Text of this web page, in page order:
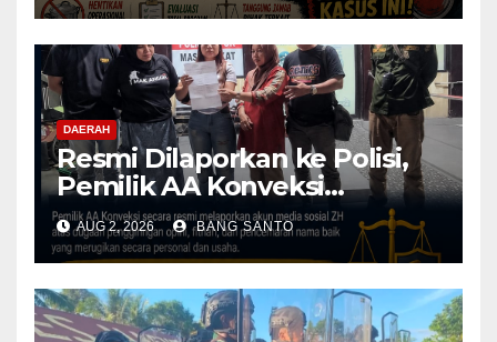
Dihentikan & Evaluasi
Menyeluruh
DAERAH
Resmi Dilaporkan ke Polisi,
Pemilik AA Konveksi
Didampingi Tim Advokat
Lentera Netizen Indonesia (L-
NET-ID)
AUG 2, 2026 BANG SANTO